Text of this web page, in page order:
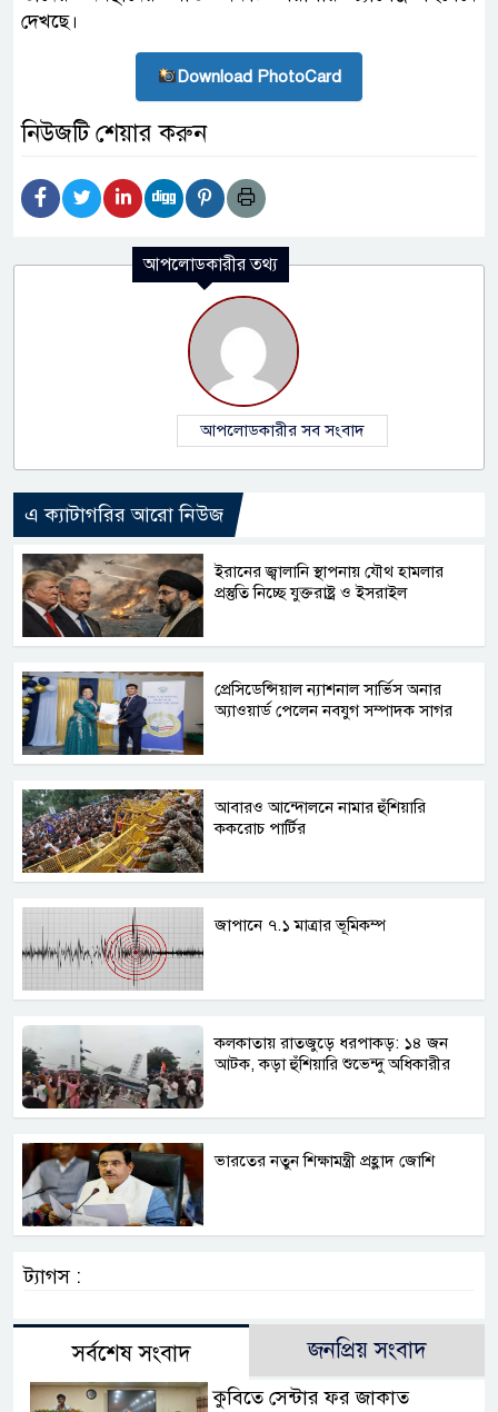
দেখছে।
Download PhotoCard
নিউজটি শেয়ার করুন
আপলোডকারীর তথ্য
আপলোডকারীর সব সংবাদ
এ ক্যাটাগরির আরো নিউজ
ইরানের জ্বালানি স্থাপনায় যৌথ হামলার
প্রস্তুতি নিচ্ছে যুক্তরাষ্ট্র ও ইসরাইল
প্রেসিডেন্সিয়াল ন্যাশনাল সার্ভিস অনার
অ্যাওয়ার্ড পেলেন নবযুগ সম্পাদক সাগর
আবারও আন্দোলনে নামার হুঁশিয়ারি
ককরোচ পার্টির
জাপানে ৭.১ মাত্রার ভূমিকম্প
কলকাতায় রাতজুড়ে ধরপাকড়: ১৪ জন
আটক, কড়া হুঁশিয়ারি শুভেন্দু অধিকারীর
ভারতের নতুন শিক্ষামন্ত্রী প্রহ্লাদ জোশি
ট্যাগস :
সর্বশেষ সংবাদ জনপ্রিয় সংবাদ
কুবিতে সেন্টার ফর জাকাত